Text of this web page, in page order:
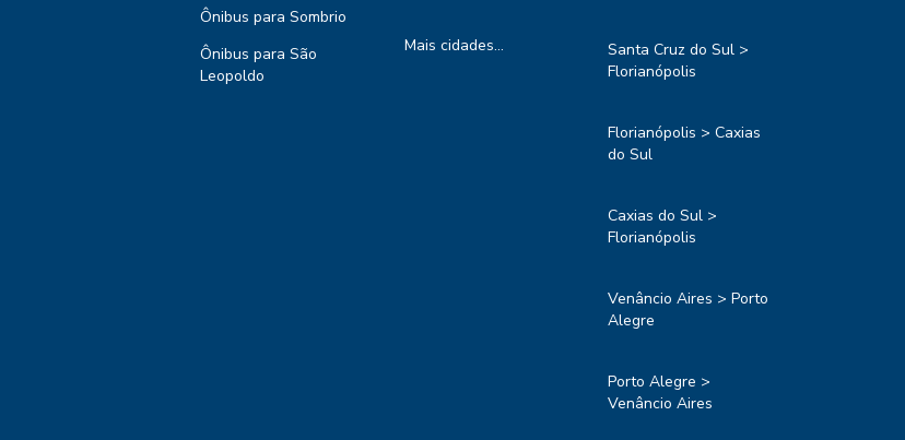
Ônibus para Sombrio
Ônibus para São
Leopoldo
Mais cidades...
Santa Cruz do Sul >
Florianópolis
Florianópolis > Caxias
do Sul
Caxias do Sul >
Florianópolis
Venâncio Aires > Porto
Alegre
Porto Alegre >
Venâncio Aires